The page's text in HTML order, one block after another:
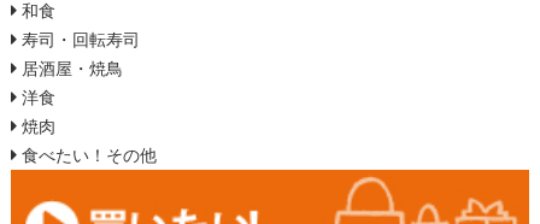
和食
寿司・回転寿司
居酒屋・焼鳥
洋食
焼肉
食べたい！その他